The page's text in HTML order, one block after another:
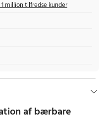
million tilfredse kunder
af bærbare